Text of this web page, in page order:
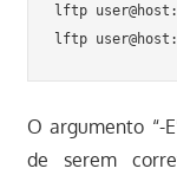
lftp
O argumento “-
de serem